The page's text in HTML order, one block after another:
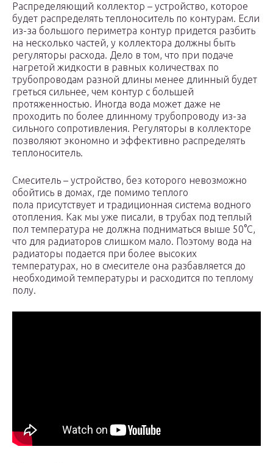
Распределяющий коллектор – устройство, которое
будет распределять теплоноситель по контурам. Если
из-за большого периметра контур придется разбить
на несколько частей, у коллектора должны быть
регуляторы расхода. Дело в том, что при подаче
нагретой жидкости в равных количествах по
трубопроводам разной длины менее длинный будет
греться сильнее, чем контур с большей
протяженностью. Иногда вода может даже не
проходить по более длинному трубопроводу из-за
сильного сопротивления. Регуляторы в коллекторе
позволяют экономно и эффективно распределять
теплоноситель.
Смеситель – устройство, без которого невозможно
обойтись в домах, где помимо теплого
пола присутствует и традиционная система водного
отопления. Как мы уже писали, в трубах под теплый
пол температура не должна подниматься выше 50°С,
что для радиаторов слишком мало. Поэтому вода на
радиаторы подается при более высоких
температурах, но в смесителе она разбавляется до
необходимой температуры и расходится по теплому
полу.